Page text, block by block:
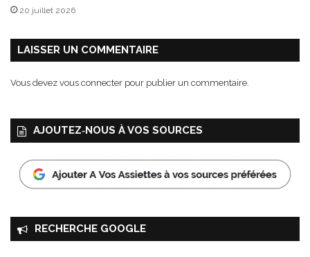
r
20 juillet 2026
LAISSER UN COMMENTAIRE
Vous devez vous connecter pour publier un commentaire.
AJOUTEZ‑NOUS À VOS SOURCES
RECHERCHE GOOGLE